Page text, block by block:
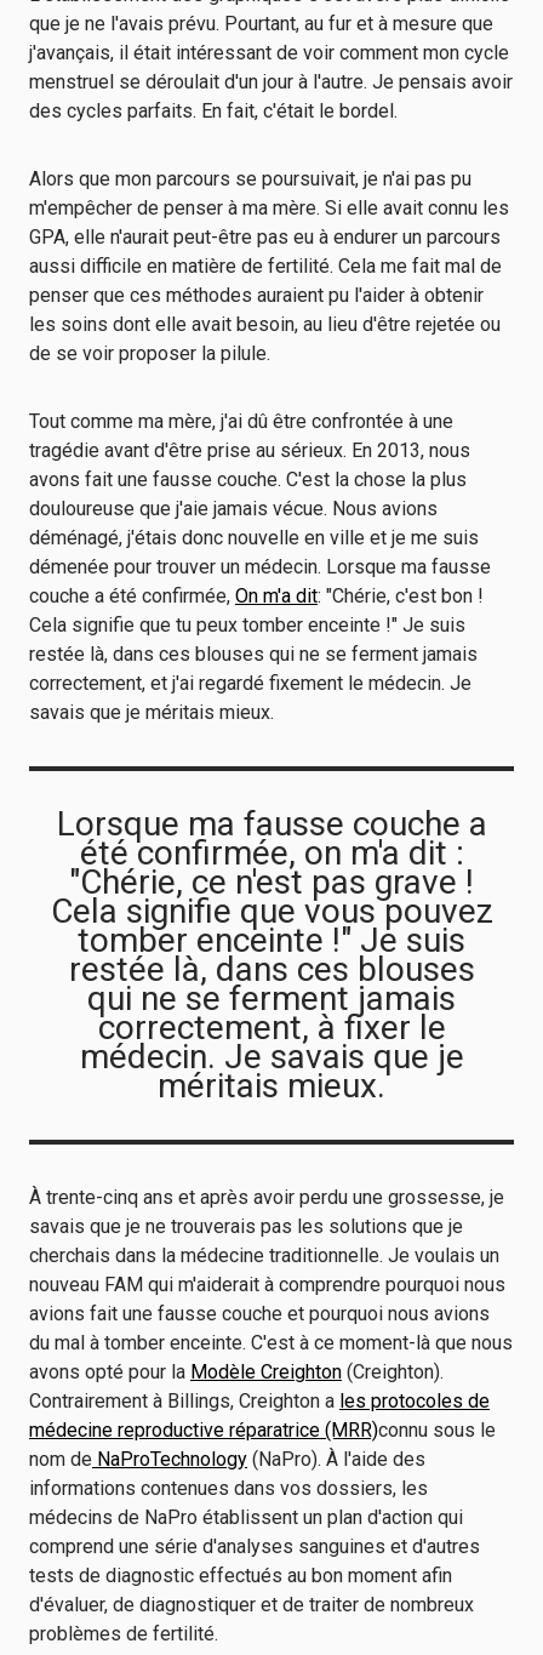
que je ne l'avais prévu. Pourtant, au fur et à mesure que
j'avançais, il était intéressant de voir comment mon cycle
menstruel se déroulait d'un jour à l'autre. Je pensais avoir
des cycles parfaits. En fait, c'était le bordel.
Alors que mon parcours se poursuivait, je n'ai pas pu
m'empêcher de penser à ma mère. Si elle avait connu les
GPA, elle n'aurait peut-être pas eu à endurer un parcours
aussi difficile en matière de fertilité. Cela me fait mal de
penser que ces méthodes auraient pu l'aider à obtenir
les soins dont elle avait besoin, au lieu d'être rejetée ou
de se voir proposer la pilule.
Tout comme ma mère, j'ai dû être confrontée à une
tragédie avant d'être prise au sérieux. En 2013, nous
avons fait une fausse couche. C'est la chose la plus
douloureuse que j'aie jamais vécue. Nous avions
déménagé, j'étais donc nouvelle en ville et je me suis
démenée pour trouver un médecin. Lorsque ma fausse
couche a été confirmée, On m'a dit: "Chérie, c'est bon !
Cela signifie que tu peux tomber enceinte !" Je suis
restée là, dans ces blouses qui ne se ferment jamais
correctement, et j'ai regardé fixement le médecin. Je
savais que je méritais mieux.
Lorsque ma fausse couche a
été confirmée, on m'a dit :
"Chérie, ce n'est pas grave !
Cela signifie que vous pouvez
tomber enceinte !" Je suis
restée là, dans ces blouses
qui ne se ferment jamais
correctement, à fixer le
médecin. Je savais que je
méritais mieux.
À trente-cinq ans et après avoir perdu une grossesse, je
savais que je ne trouverais pas les solutions que je
cherchais dans la médecine traditionnelle. Je voulais un
nouveau FAM qui m'aiderait à comprendre pourquoi nous
avions fait une fausse couche et pourquoi nous avions
du mal à tomber enceinte. C'est à ce moment-là que nous
avons opté pour la Modèle Creighton (Creighton).
Contrairement à Billings, Creighton a les protocoles de
médecine reproductive réparatrice (MRR)connu sous le
nom de NaProTechnology (NaPro). À l'aide des
informations contenues dans vos dossiers, les
médecins de NaPro établissent un plan d'action qui
comprend une série d'analyses sanguines et d'autres
tests de diagnostic effectués au bon moment afin
d'évaluer, de diagnostiquer et de traiter de nombreux
problèmes de fertilité.